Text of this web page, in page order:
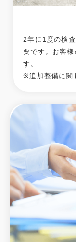
2年に1度の検
要です。お客様
す。
※追加整備に関